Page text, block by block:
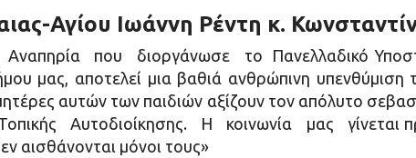
Αγίου Ιωάννη Ρέντη κ.
που διοργάνωσε το Πανελλαδικό
μας, αποτελεί μια βαθιά ανθρώπινη υπενθύμιση
αυτών των παιδιών αξίζουν τον απόλυτο
Αυτοδιοίκησης. Η κοινωνία μας γίνεται
αισθάνονται μόνοι τους»